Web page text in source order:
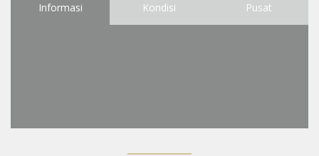
Informasi Kondisi Pusat